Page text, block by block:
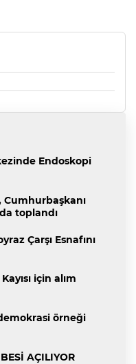
Endoskopi
toplandı
Çarşı Esnafını
için alım
örneği
AÇILIYOR